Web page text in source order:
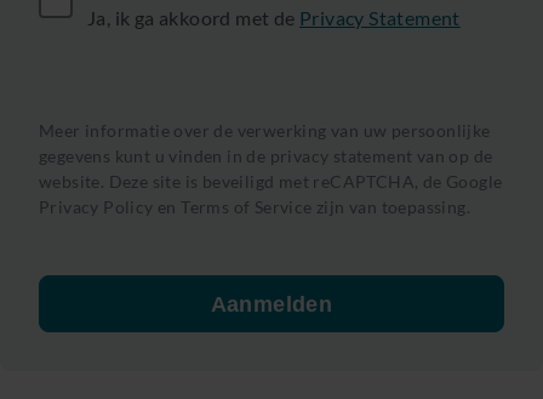
Ja, ik ga akkoord met de Privacy Statement
Meer informatie over de verwerking van uw persoonlijke
gegevens kunt u vinden in de privacy statement van op de
website. Deze site is beveiligd met reCAPTCHA, de Google
Privacy Policy en Terms of Service zijn van toepassing.
Aanmelden